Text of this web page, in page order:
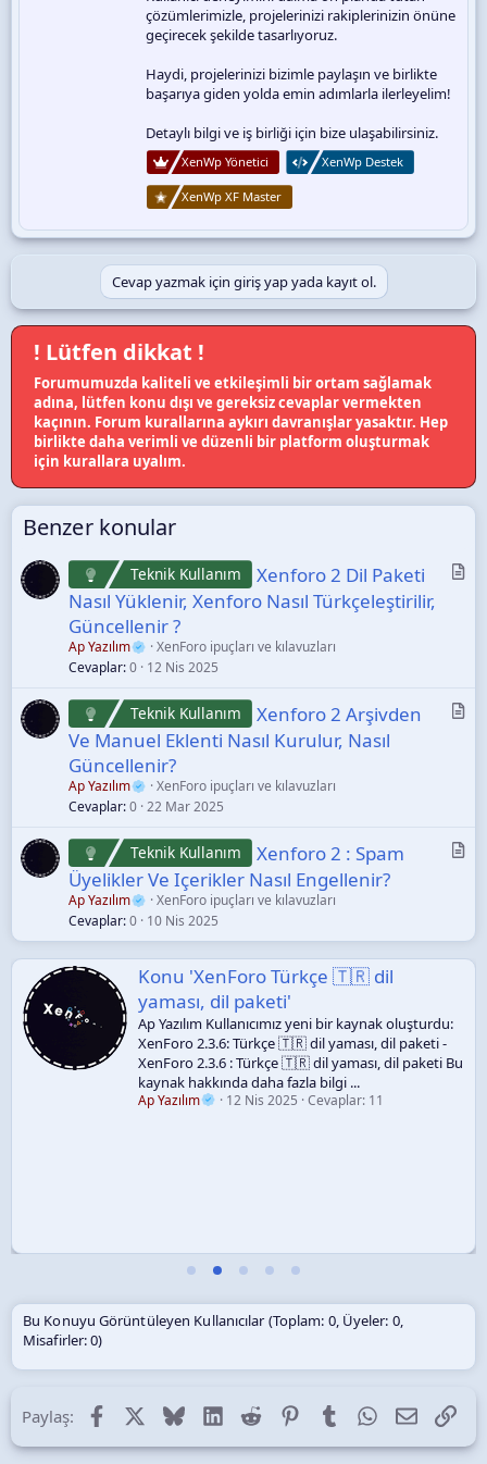
çözümlerimizle, projelerinizi rakiplerinizin önüne
geçirecek şekilde tasarlıyoruz.
Haydi, projelerinizi bizimle paylaşın ve birlikte
başarıya giden yolda emin adımlarla ilerleyelim!
Detaylı bilgi ve iş birliği için bize ulaşabilirsiniz.
XenWp Yönetici XenWp Destek
XenWp XF Master
Cevap yazmak için giriş yap yada kayıt ol.
! Lütfen dikkat !
Forumumuzda kaliteli ve etkileşimli bir ortam sağlamak
adına, lütfen konu dışı ve gereksiz cevaplar vermekten
kaçının. Forum kurallarına aykırı davranışlar yasaktır. Hep
birlikte daha verimli ve düzenli bir platform oluşturmak
için kurallara uyalım.
Benzer konular
Teknik Kullanım
Xenforo 2 Dil Paketi
Nasıl Yüklenir, Xenforo Nasıl Türkçeleştirilir,
Güncellenir ?
Ap Yazılım
XenForo ipuçları ve kılavuzları
Cevaplar 0 12 Nis 2025
Teknik Kullanım
Xenforo 2 Arşivden
Ve Manuel Eklenti Nasıl Kurulur, Nasıl
Güncellenir?
Ap Yazılım
XenForo ipuçları ve kılavuzları
Cevaplar 0 22 Mar 2025
l
e
Teknik Kullanım
Xenforo 2 : Spam
Üyelikler Ve Içerikler Nasıl Engellenir?
Ap Yazılım
XenForo ipuçları ve kılavuzları
Cevaplar 0 10 Nis 2025
Konu 'XenForo Türkçe 🇹🇷 dil
yaması, dil paketi'
Ap Yazılım Kullanıcımız yeni bir kaynak oluşturdu:
XenForo 2.3.6: Türkçe 🇹🇷 dil yaması, dil paketi -
XenForo 2.3.6 : Türkçe 🇹🇷 dil yaması, dil paketi Bu
kaynak hakkında daha fazla bilgi ...
Ap Yazılım 12 Nis 2025 Cevaplar: 11
Bu Konuyu Görüntüleyen Kullanıcılar (Toplam: 0, Üyeler: 0,
Misafirler: 0)
Paylaş: FacebookX (Twitter)
BlueskyLinkedInReddit PinterestTumblr WhatsApp
E-postaLink